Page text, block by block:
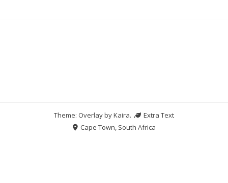
Theme: Overlay byKaira.
Extra Text
Cape Town, South Africa